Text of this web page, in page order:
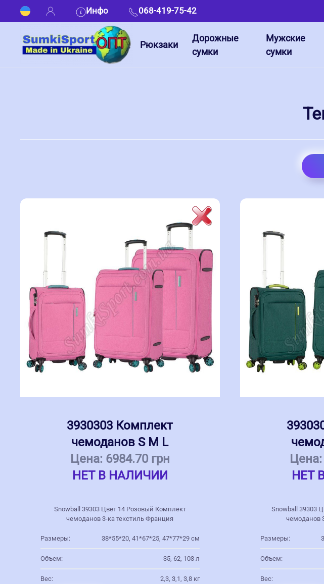
Инфо 068-419-75-42
Рюкзаки
Дорожные
сумки
Мужские
сумки
3930303 Комплект
чемоданов S M L
Цена: 6984.70 грн
НЕТ В НАЛИЧИИ
Snowball 39303 Цвет 14 Розовый Комплект
чемоданов 3-ка текстиль Франция
Размеры: 38*55*20, 41*67*25, 47*77*29 см
Объем: 35, 62, 103 л
Вес: 2,3, 3,1, 3,8 кг
Цена:
НЕТ
Snowball 39303
чемоданов
Размеры:
Объем:
Вес: